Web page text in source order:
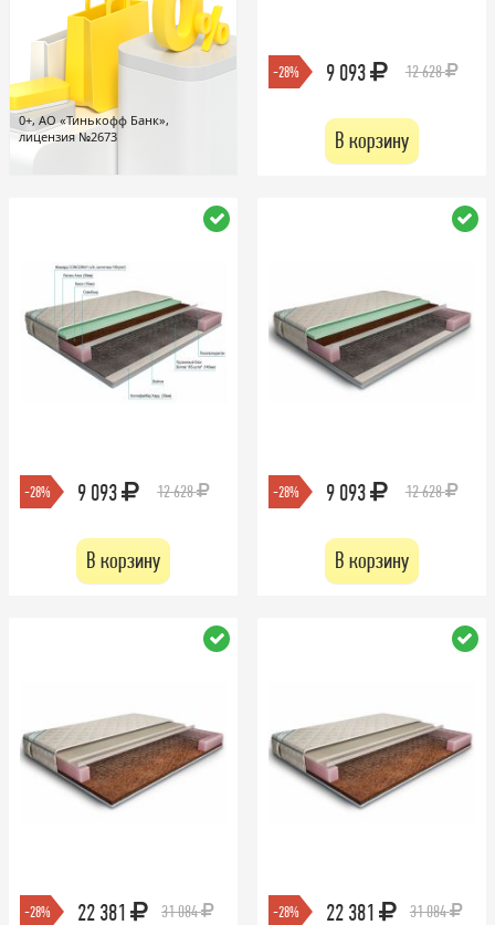
0+, АО «Тинькофф Банк»,
лицензия №2673
-28% 9 093 12 628
В корзину
-28% 9 093 12 628
В корзину
-28% 9 093 12 628
В корзину
-28% 22 381 31 084 -28% 22 381 31 084